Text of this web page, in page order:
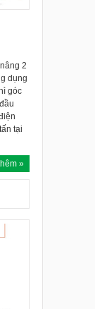
2
dụng
góc
tại
»